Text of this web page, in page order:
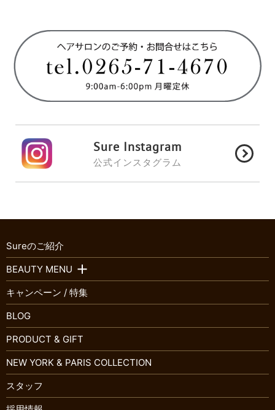
Sure Instagram
公式インスタグラム
Sureのご紹介
BEAUTY MENU
キャンペーン / 特集
BLOG
PRODUCT & GIFT
NEW YORK & PARIS COLLECTION
スタッフ